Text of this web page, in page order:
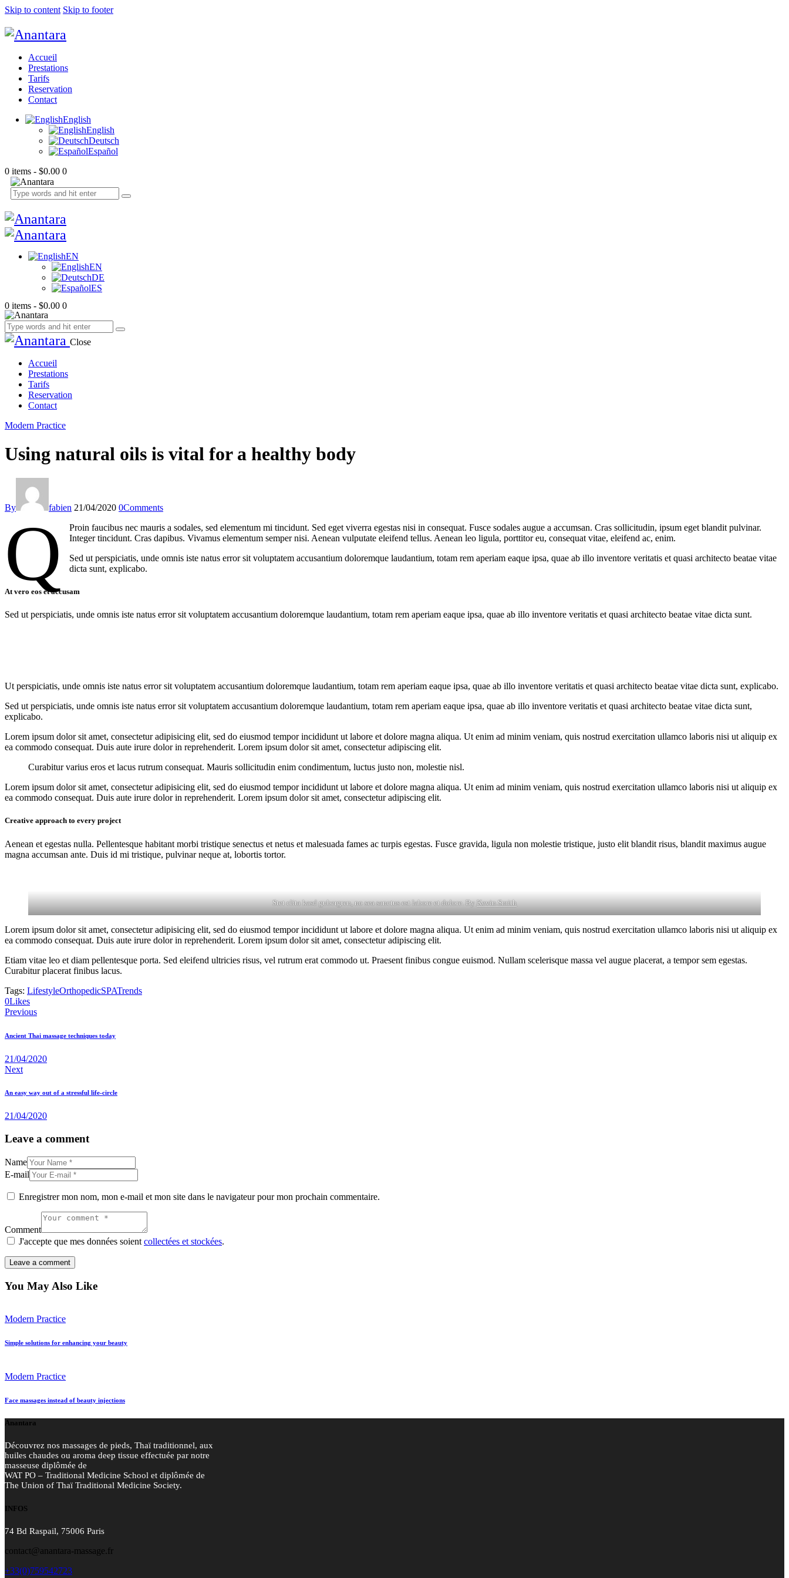
Skip to content Skip to footer
Accueil
Prestations
Tarifs
Reservation
Contact
English
English
Deutsch
Español
0 items - $0.00 0
EN
EN
DE
ES
0 items - $0.00 0
Close
Accueil
Prestations
Tarifs
Reservation
Contact
Modern Practice
Using natural oils is vital for a healthy body
By fabien 21/04/2020 0Comments
q
Proin faucibus nec mauris a sodales, sed elementum mi tincidunt. Sed eget viverra egestas nisi in consequat. Fusce sodales augue a accumsan. Cras sollicitudin, ipsum eget blandit pulvinar.
Integer tincidunt. Cras dapibus. Vivamus elementum semper nisi. Aenean vulputate eleifend tellus. Aenean leo ligula, porttitor eu, consequat vitae, eleifend ac, enim.
Sed ut perspiciatis, unde omnis iste natus error sit voluptatem accusantium doloremque laudantium, totam rem aperiam eaque ipsa, quae ab illo inventore veritatis et quasi architecto beatae vitae
dicta sunt, explicabo.
At vero eos et accusam
Sed ut perspiciatis, unde omnis iste natus error sit voluptatem accusantium doloremque laudantium, totam rem aperiam eaque ipsa, quae ab illo inventore veritatis et quasi architecto beatae vitae dicta sunt.
Ut perspiciatis, unde omnis iste natus error sit voluptatem accusantium doloremque laudantium, totam rem aperiam eaque ipsa, quae ab illo inventore veritatis et quasi architecto beatae vitae dicta sunt, explicabo.
Sed ut perspiciatis, unde omnis iste natus error sit voluptatem accusantium doloremque laudantium, totam rem aperiam eaque ipsa, quae ab illo inventore veritatis et quasi architecto beatae vitae dicta sunt,
explicabo.
Lorem ipsum dolor sit amet, consectetur adipisicing elit, sed do eiusmod tempor incididunt ut labore et dolore magna aliqua. Ut enim ad minim veniam, quis nostrud exercitation ullamco laboris nisi ut aliquip ex
ea commodo consequat. Duis aute irure dolor in reprehenderit. Lorem ipsum dolor sit amet, consectetur adipiscing elit.
Curabitur varius eros et lacus rutrum consequat. Mauris sollicitudin enim condimentum, luctus justo non, molestie nisl.
Lorem ipsum dolor sit amet, consectetur adipisicing elit, sed do eiusmod tempor incididunt ut labore et dolore magna aliqua. Ut enim ad minim veniam, quis nostrud exercitation ullamco laboris nisi ut aliquip ex
ea commodo consequat. Duis aute irure dolor in reprehenderit. Lorem ipsum dolor sit amet, consectetur adipiscing elit.
Creative approach to every project
Aenean et egestas nulla. Pellentesque habitant morbi tristique senectus et netus et malesuada fames ac turpis egestas. Fusce gravida, ligula non molestie tristique, justo elit blandit risus, blandit maximus augue
magna accumsan ante. Duis id mi tristique, pulvinar neque at, lobortis tortor.
Stet clita kasd gubergren, no sea sanctus est labore et dolore. ByKevin Smith
Lorem ipsum dolor sit amet, consectetur adipisicing elit, sed do eiusmod tempor incididunt ut labore et dolore magna aliqua. Ut enim ad minim veniam, quis nostrud exercitation ullamco laboris nisi ut aliquip ex
ea commodo consequat. Duis aute irure dolor in reprehenderit. Lorem ipsum dolor sit amet, consectetur adipiscing elit.
Etiam vitae leo et diam pellentesque porta. Sed eleifend ultricies risus, vel rutrum erat commodo ut. Praesent finibus congue euismod. Nullam scelerisque massa vel augue placerat, a tempor sem egestas.
Curabitur placerat finibus lacus.
Tags: LifestyleOrthopedicSPATrends
0Likes
Navigation
de
Previous
Ancient Thai massage techniques today
21/04/2020
Next
An easy way out of a stressful life-circle
21/04/2020
Leave a comment
Name
E-mail
Enregistrer mon nom, mon e-mail et mon site dans le navigateur pour mon prochain commentaire.
Comment
J'accepte que mes données soient collectées et stockées.
You May Also Like
Modern Practice
Simple solutions for enhancing your beauty
Modern Practice
Face massages instead of beauty injections
Anantara
Découvrez nos massages de pieds, Thaï traditionnel, aux
huiles chaudes ou aroma deep tissue effectuée par notre
masseuse diplômée de
WAT PO – Traditional Medicine School et diplômée de
The Union of Thaï Traditional Medicine Society.
INFOS
74 Bd Raspail, 75006 Paris
contact@anantara-massage.fr
+33(0)759542723